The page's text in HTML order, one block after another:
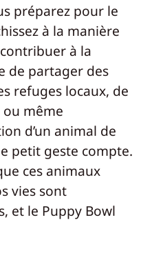
préparez pour le
à la manière
à la
de partager des
refuges locaux, de
même
d’un animal de
petit geste compte.
ces animaux
vies sont
et le Puppy Bowl